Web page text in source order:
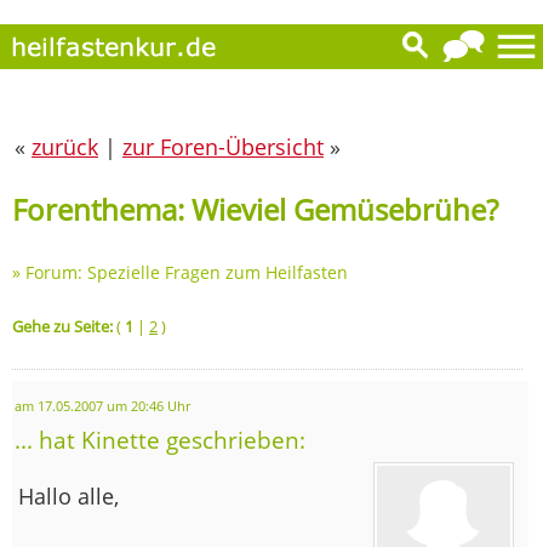
« zurück | zur Foren-Übersicht »
Forenthema: Wieviel Gemüsebrühe?
» Forum: Spezielle Fragen zum Heilfasten
Gehe zu Seite:( 1 | 2)
am 17.05.2007 um 20:46 Uhr
... hat Kinette geschrieben:
Hallo alle,